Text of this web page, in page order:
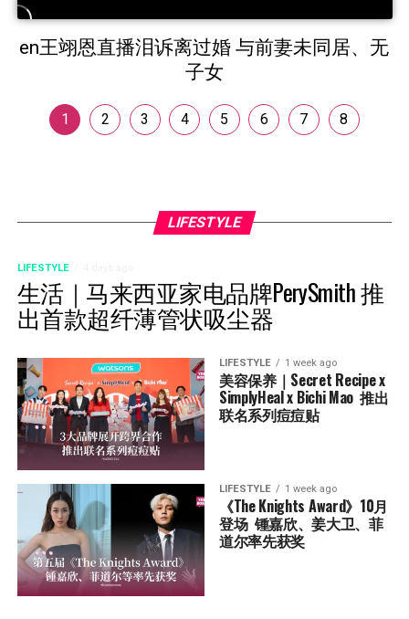
en王翊恩直播泪诉离过婚 与前妻未同居、无
子女
1 2 3 4 5 6 7 8
LIFESTYLE
LIFESTYLE
生活｜马来西亚家电品牌PerySmith 推
出首款超纤薄管状吸尘器
LIFESTYLE 1 week ago
美容保养｜Secret Recipe x
SimplyHeal x Bichi Mao  推出
联名系列痘痘贴
LIFESTYLE 1 week ago
《The Knights Award》10月
登场  锺嘉欣、姜大卫、菲
道尔率先获奖